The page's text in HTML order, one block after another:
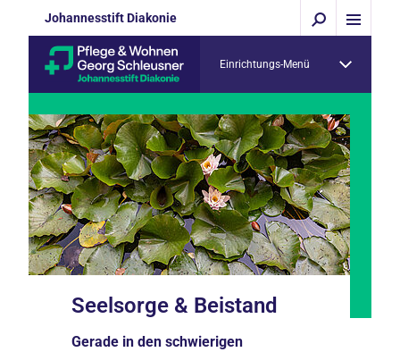
Johannesstift Diakonie
Einrichtungs-Menü
Seelsorge & Beistand
Gerade in den schwierigen